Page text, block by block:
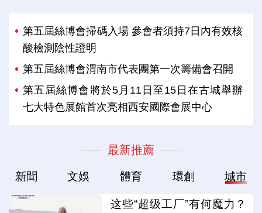
第五屆絲博會掃碼入場 參會者須持7日內有效核
酸檢測陰性證明
第五屆絲博會渭南市代表團第一次籌備會召開
第五屆絲博會將於5月11日至15日在古城舉辦
七大特色展館首次亮相西安國際會展中心
最新推薦
新聞 文娛 體育 環創 城市
这些“超级工厂”有何魔力？